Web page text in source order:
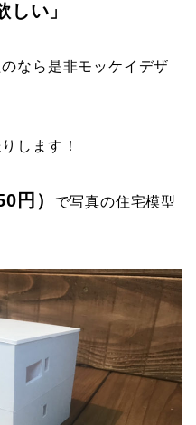
しい」
なら是非モッケイデザ
します！
円）
で写真の住宅模型